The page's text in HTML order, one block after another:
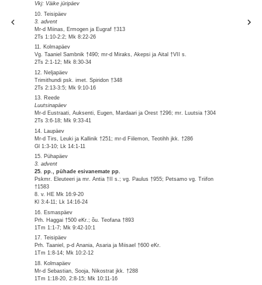
Vkj: Väike jüripäev
10. Teisipäev
3. advent
Mr-d Miinas, Ermogen ja Eugraf †313
2Ts 1:10-2:2; Mk 8:22-26
11. Kolmapäev
Vg. Taaniel Sambnik †490; mr-d Miraks, Akepsi ja Aital †VII s.
2Ts 2:1-12; Mk 8:30-34
12. Neljapäev
Trimithundi psk. imet. Spiridon †348
2Ts 2:13-3:5; Mk 9:10-16
13. Reede
Luutsinapäev
Mr-d Eustraati, Auksenti, Eugen, Mardaari ja Orest †296; mr. Luutsia †304
2Ts 3:6-18; Mk 9:33-41
14. Laupäev
Mr-d Tirs, Leuki ja Kallinik †251; mr-d Fiilemon, Teotihh jkk. †286
Gl 1:3-10; Lk 14:1-11
15. Pühapäev
3. advent
25. pp., pühade esivanemate pp.
Pskmr. Eleuteeri ja mr. Antia †II s.; vg. Paulus †955; Petsamo vg. Triifon
†1583
8. v. HE Mk 16:9-20
Kl 3:4-11; Lk 14:16-24
16. Esmaspäev
Prh. Haggai †500 eKr.; õu. Teofana †893
1Tm 1:1-7; Mk 9:42-10:1
17. Teisipäev
Prh. Taaniel, p-d Anania, Asaria ja Miisael †600 eKr.
1Tm 1:8-14; Mk 10:2-12
18. Kolmapäev
Mr-d Sebastian, Sooja, Nikostrat jkk. †288
1Tm 1:18-20, 2:8-15; Mk 10:11-16